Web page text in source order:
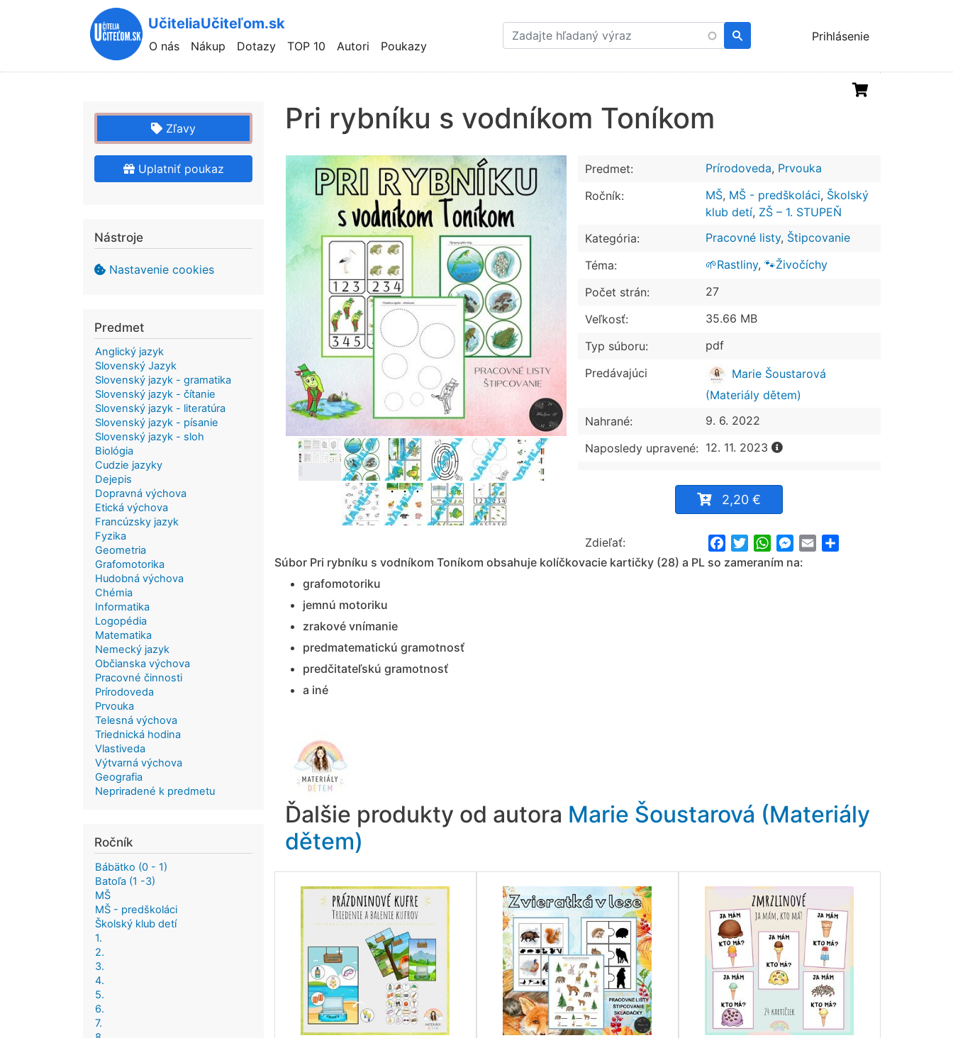
hlavný
UčiteliaUčiteľom.sk
Menu
Prihlásenie
Hlavní
navigace
O nás Nákup Dotazy TOP 10 Autori Poukazy
Pri rybníku s vodníkom Toníkom
Predmet: Prírodoveda, Prvouka
Ročník:
MŠ, MŠ - predškoláci, Školský
klub detí, ZŠ – 1. STUPEŇ
Kategória:
Pracovné listy, Štipcovanie
Téma:
🌱Rastliny, 🐾Živočíchy
Počet strán:
27
Veľkosť:
35.66 MB
Typ súboru:
pdf
Predávajúci
Marie Šoustarová
(Materiály dětem)
Nahrané:
9. 6. 2022
Naposledy upravené: 12. 11. 2023
2,20 €
Zdieľať: FacebookTwitterWhatsApp
Messenger
Email
Súbor Pri rybníku s vodníkom Toníkom obsahuje kolíčkovacie kartičky (28) a PL so zameraním na:
grafomotoriku
jemnú motoriku
zrakové vnímanie
predmatematickú gramotnosť
predčitateľskú gramotnosť
a iné
Ďalšie produkty od autora Marie Šoustarová (Materiály
dětem)
Zľavy
Uplatniť poukaz
Nástroje
Nastavenie cookies
Predmet
Anglický jazyk
Slovenský Jazyk
Slovenský jazyk - gramatika
Slovenský jazyk - čítanie
Slovenský jazyk - literatúra
Slovenský jazyk - písanie
Slovenský jazyk - sloh
Biológia
Cudzie jazyky
Dejepis
Dopravná výchova
Etická výchova
Francúzsky jazyk
Fyzika
Geometria
Grafomotorika
Hudobná výchova
Chémia
Informatika
Logopédia
Matematika
Nemecký jazyk
Občianska výchova
Pracovné činnosti
Prírodoveda
Prvouka
Telesná výchova
Triednická hodina
Vlastiveda
Výtvarná výchova
Geografia
Nepriradené k predmetu
Ročník
Bábätko (0 - 1)
Batoľa (1 -3)
MŠ
MŠ - predškoláci
Školský klub detí
1.
2.
3.
4.
5.
6.
7.